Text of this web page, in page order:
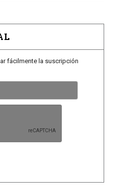
fácilmente la suscripción